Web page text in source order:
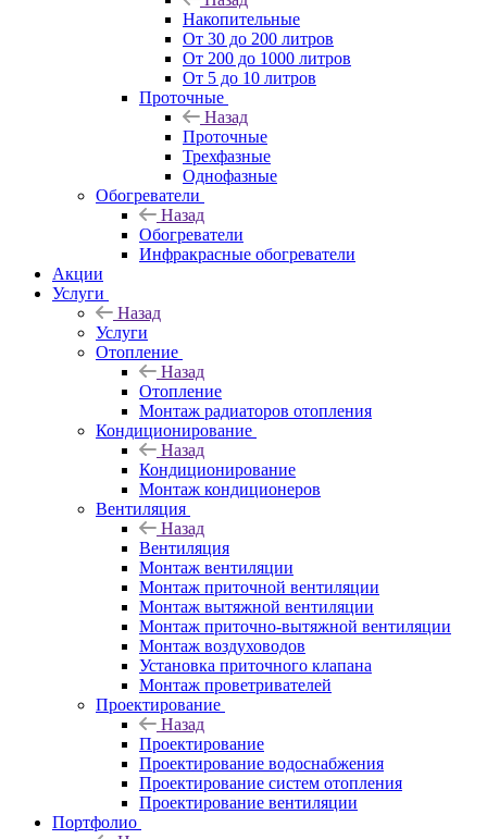
Накопительные
От 30 до 200 литров
От 200 до 1000 литров
От 5 до 10 литров
Проточные
Назад
Проточные
Трехфазные
Однофазные
Обогреватели
Назад
Обогреватели
Инфракрасные обогреватели
Акции
Услуги
Назад
Услуги
Отопление
Назад
Отопление
Монтаж радиаторов отопления
Кондиционирование
Назад
Кондиционирование
Монтаж кондиционеров
Вентиляция
Назад
Вентиляция
Монтаж вентиляции
Монтаж приточной вентиляции
Монтаж вытяжной вентиляции
Монтаж приточно-вытяжной вентиляции
Монтаж воздуховодов
Установка приточного клапана
Монтаж проветривателей
Проектирование
Назад
Проектирование
Проектирование водоснабжения
Проектирование систем отопления
Проектирование вентиляции
Портфолио